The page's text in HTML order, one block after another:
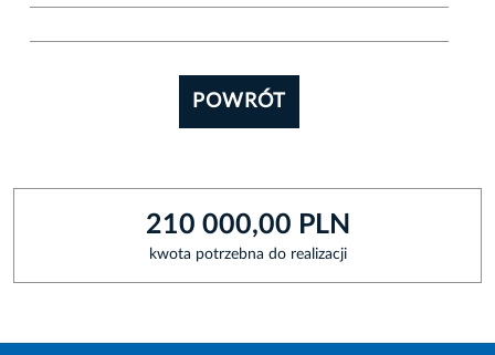
POWRÓT
210 000,00 PLN
kwota potrzebna do realizacji